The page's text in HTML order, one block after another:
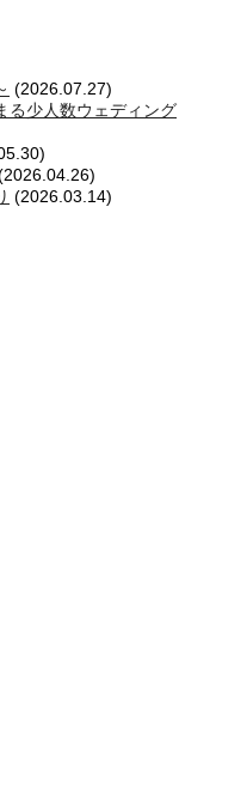
(2026.07.27)
る少人数ウェディング
(2026.03.14)